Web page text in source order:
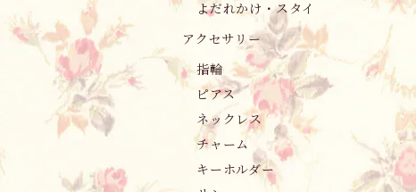
よだれかけ・スタイ
アクセサリー
指輪
ピアス
ネックレス
チャーム
キーホルダー